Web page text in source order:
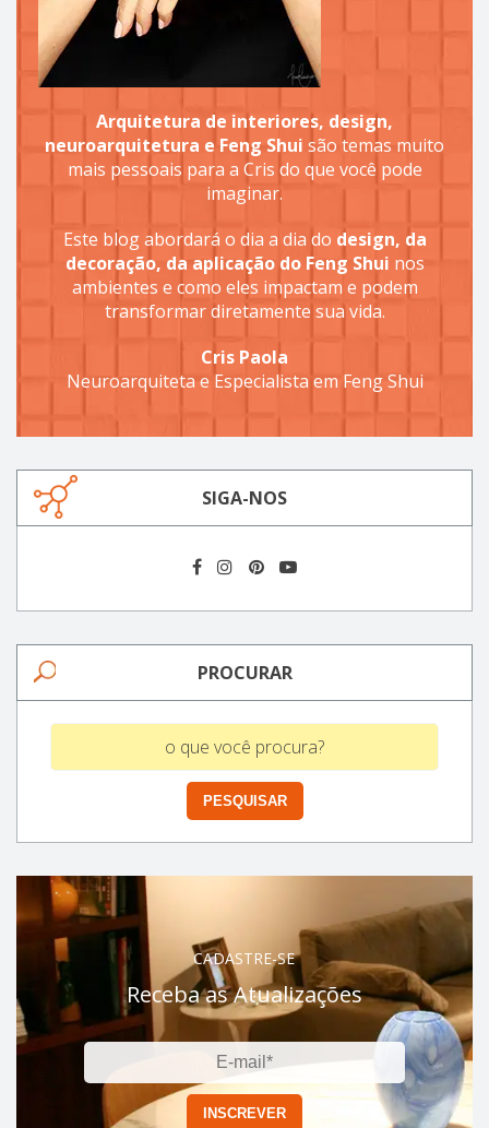
Arquitetura de interiores, design,
neuroarquitetura e Feng Shui são temas muito
mais pessoais para a Cris do que você pode
imaginar.
Este blog abordará o dia a dia do design, da
decoração, da aplicação do Feng Shui nos
ambientes e como eles impactam e podem
transformar diretamente sua vida.
Cris Paola
Neuroarquiteta e Especialista em Feng Shui
SIGA-NOS
PROCURAR
CADASTRE-SE
Receba as Atualizações